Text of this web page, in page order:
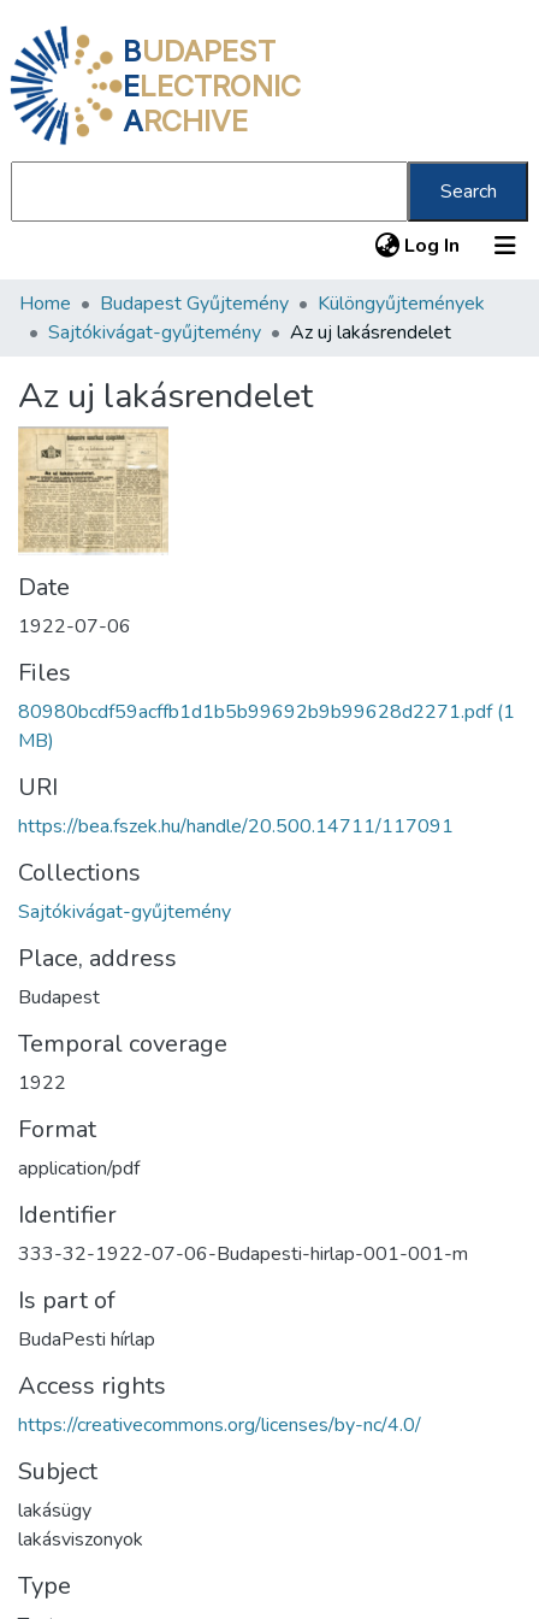
BUDAPEST
ELECTRONIC
ARCHIVE
Search
Log In (current)
Communities & Collections
Statistics
About us
Home Budapest Gyűjtemény
Különgyűjtemények
Sajtókivágat-gyűjtemény
Az uj lakásrendelet
Az uj lakásrendelet
Date
1922-07-06
Files
80980bcdf59acffb1d1b5b99692b9b99628d2271.pdf(1
MB)
URI
https://bea.fszek.hu/handle/20.500.14711/117091
Collections
Sajtókivágat-gyűjtemény
Place, address
Budapest
Temporal coverage
1922
Format
application/pdf
Identifier
333-32-1922-07-06-Budapesti-hirlap-001-001-m
Is part of
BudaPesti hírlap
Access rights
https://creativecommons.org/licenses/by-nc/4.0/
Subject
lakásügy
lakásviszonyok
Type